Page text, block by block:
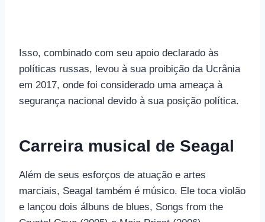
Isso, combinado com seu apoio declarado às
políticas russas, levou à sua proibição da Ucrânia
em 2017, onde foi considerado uma ameaça à
segurança nacional devido à sua posição política.
Carreira musical de Seagal
Além de seus esforços de atuação e artes
marciais, Seagal também é músico. Ele toca violão
e lançou dois álbuns de blues, Songs from the